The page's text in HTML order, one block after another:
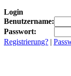
Login
Benutzername:
Passwort:
Registrierung? |